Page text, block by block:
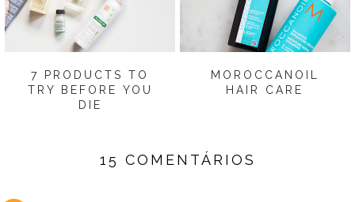
7 PRODUCTS TO
TRY BEFORE YOU
DIE
MOROCCANOIL
HAIR CARE
15 COMENTÁRIOS